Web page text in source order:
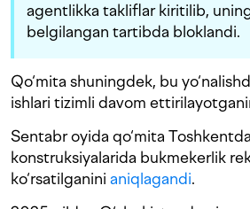
agentlikka takliflar kiritilib,
belgilangan tartibda bloklandi.
Qo‘mita shuningdek, bu
ishlari tizimli davom
Sentabr oyida qo‘mita
konstruksiyalarida bukmekerlik
ko‘rsatilganini aniqlagandi.